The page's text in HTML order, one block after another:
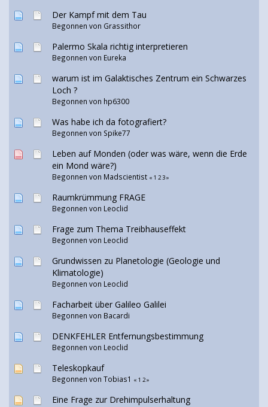
Der Kampf mit dem Tau
Begonnen von Grassithor
Palermo Skala richtig interpretieren
Begonnen von Eureka
warum ist im Galaktisches Zentrum ein Schwarzes
Loch ?
Begonnen von hp6300
Was habe ich da fotografiert?
Begonnen von Spike77
Leben auf Monden (oder was wäre, wenn die Erde
ein Mond wäre?)
Begonnen von Madscientist « 1 23»
Raumkrümmung FRAGE
Begonnen von Leoclid
Frage zum Thema Treibhauseffekt
Begonnen von Leoclid
Grundwissen zu Planetologie (Geologie und
Klimatologie)
Begonnen von Leoclid
Facharbeit über Galileo Galilei
Begonnen von Bacardi
DENKFEHLER Entfernungsbestimmung
Begonnen von Leoclid
Teleskopkauf
Begonnen von Tobias1 « 1 2»
Eine Frage zur Drehimpulserhaltung